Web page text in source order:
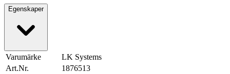
Egenskaper
Varumärke
LK Systems
Art.Nr.
1876513